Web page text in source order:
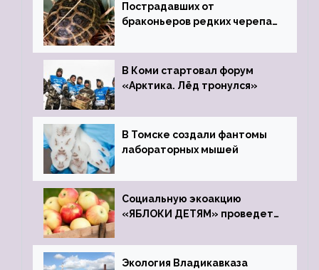
Пострадавших от
браконьеров редких черепах
зоопарк
В Коми стартовал форум
«Арктика. Лёд тронулся»
В Томске создали фантомы
лабораторных мышей
Социальную экоакцию
«ЯБЛОКИ ДЕТЯМ» проведет
Экология Владикавказа